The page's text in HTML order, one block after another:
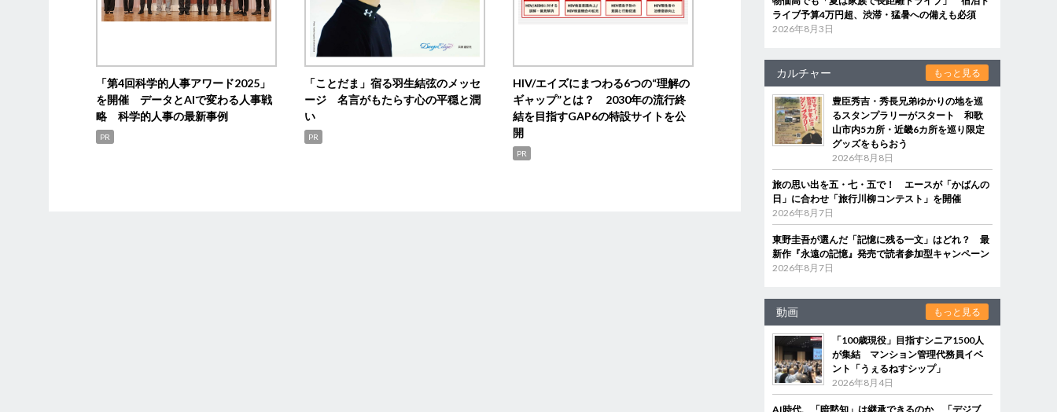
「第4回科学的人事アワード2025」
を開催 データとAIで変わる人事戦
略 科学的人事の最新事例
PR
「ことだま」宿る羽生結弦のメッセ
ージ 名言がもたらす心の平穏と潤
い
PR
HIV/エイズにまつわる6つの“理解の
ギャップ”とは？ 2030年の流行終
結を目指すGAP6の特設サイトを公
開
PR
ライブ予算4万円超、渋滞・猛暑への備えも必須
2026年8月3日
カルチャー もっと見る
豊臣秀吉・秀長兄弟ゆかりの地を巡
るスタンプラリーがスタート 和歌
山市内5カ所・近畿6カ所を巡り限定
グッズをもらおう
2026年8月8日
旅の思い出を五・七・五で！ エースが「かばんの
日」に合わせ「旅行川柳コンテスト」を開催
2026年8月7日
東野圭吾が選んだ「記憶に残る一文」はどれ？ 最
新作『永遠の記憶』発売で読者参加型キャンペーン
2026年8月7日
動画 もっと見る
「100歳現役」目指すシニア1500人
が集結 マンション管理代務員イベ
ント「うぇるねすシップ」
2026年8月4日
AI時代、「暗黙知」は継承できるのか 「デジブ